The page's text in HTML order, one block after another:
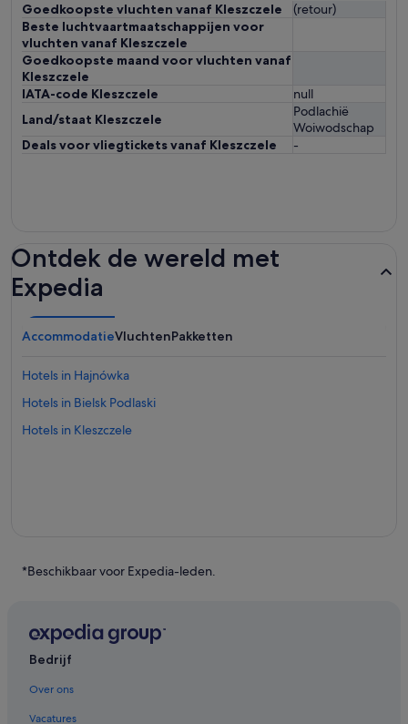
Goedkoopste vluchten vanaf Kleszczele
(retour)
Beste luchtvaartmaatschappijen voor
vluchten vanaf Kleszczele
Goedkoopste maand voor vluchten vanaf
Kleszczele
IATA-code Kleszczele
null
Land/staat Kleszczele
Podlachië
Woiwodschap
Deals voor vliegtickets vanaf Kleszczele
-
Ontdek de wereld met
Expedia
AccommodatieVluchtenPakketten
Hotels in Hajnówka
Hotels in Bielsk Podlaski
Hotels in Kleszczele
*Beschikbaar voor Expedia-leden.
Bedrijf
Over ons
Vacatures